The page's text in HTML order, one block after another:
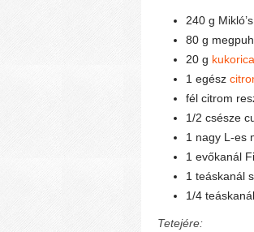
240 g
80 g
20 g
1 egész
fél citrom
1/2 csésze
1 nagy L-es
1 evőkanál
1 teáskanál
1/4
Tetejére: